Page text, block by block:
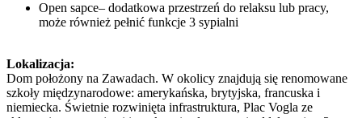
Open sapce– dodatkowa przestrzeń do relaksu lub pracy,
może również pełnić funkcje 3 sypialni
Lokalizacja:
Dom położony na Zawadach. W okolicy znajdują się renomowane
szkoły międzynarodowe: amerykańska, brytyjska, francuska i
niemiecka. Świetnie rozwinięta infrastruktura, Plac Vogla ze